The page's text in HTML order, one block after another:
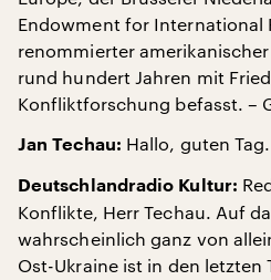
Endowment for International
renommierter
rund hundert Jahren mit
Konfliktforschung befasst. –
Jan Techau: Hallo, guten Tag.
Deutschlandradio Kultur:
Konflikte, Herr Techau. Auf
wahrscheinlich ganz von
Ost-Ukraine ist in den letzten